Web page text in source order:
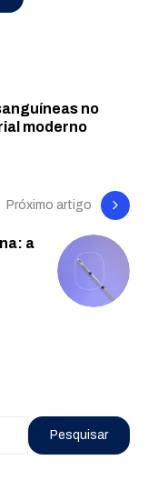
no
moderno
Próximo artigo
a
Pesquisar